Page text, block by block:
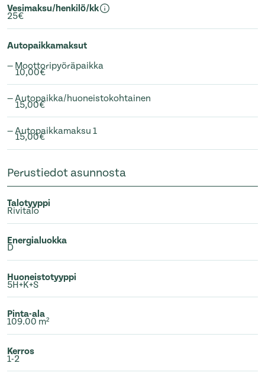
Vesimaksu/henkilö/kk
25€
Autopaikkamaksut
— Moottoripyöräpaikka
10,00€
— Autopaikka/huoneistokohtainen
15,00€
— Autopaikkamaksu 1
15,00€
Perustiedot asunnosta
Talotyyppi
Rivitalo
Energialuokka
D
Huoneistotyyppi
5H+K+S
Pinta-ala
109.00 m²
Kerros
1-2